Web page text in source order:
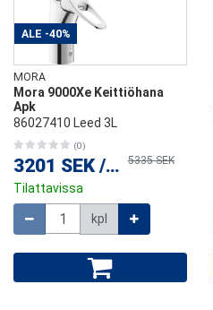
ALE -40%
MORA
Mora 9000Xe Keittiöhana
Apk
86027410 Leed 3L
(0)
3201 SEK / kpl5335 SEK
Tilattavissa
kpl